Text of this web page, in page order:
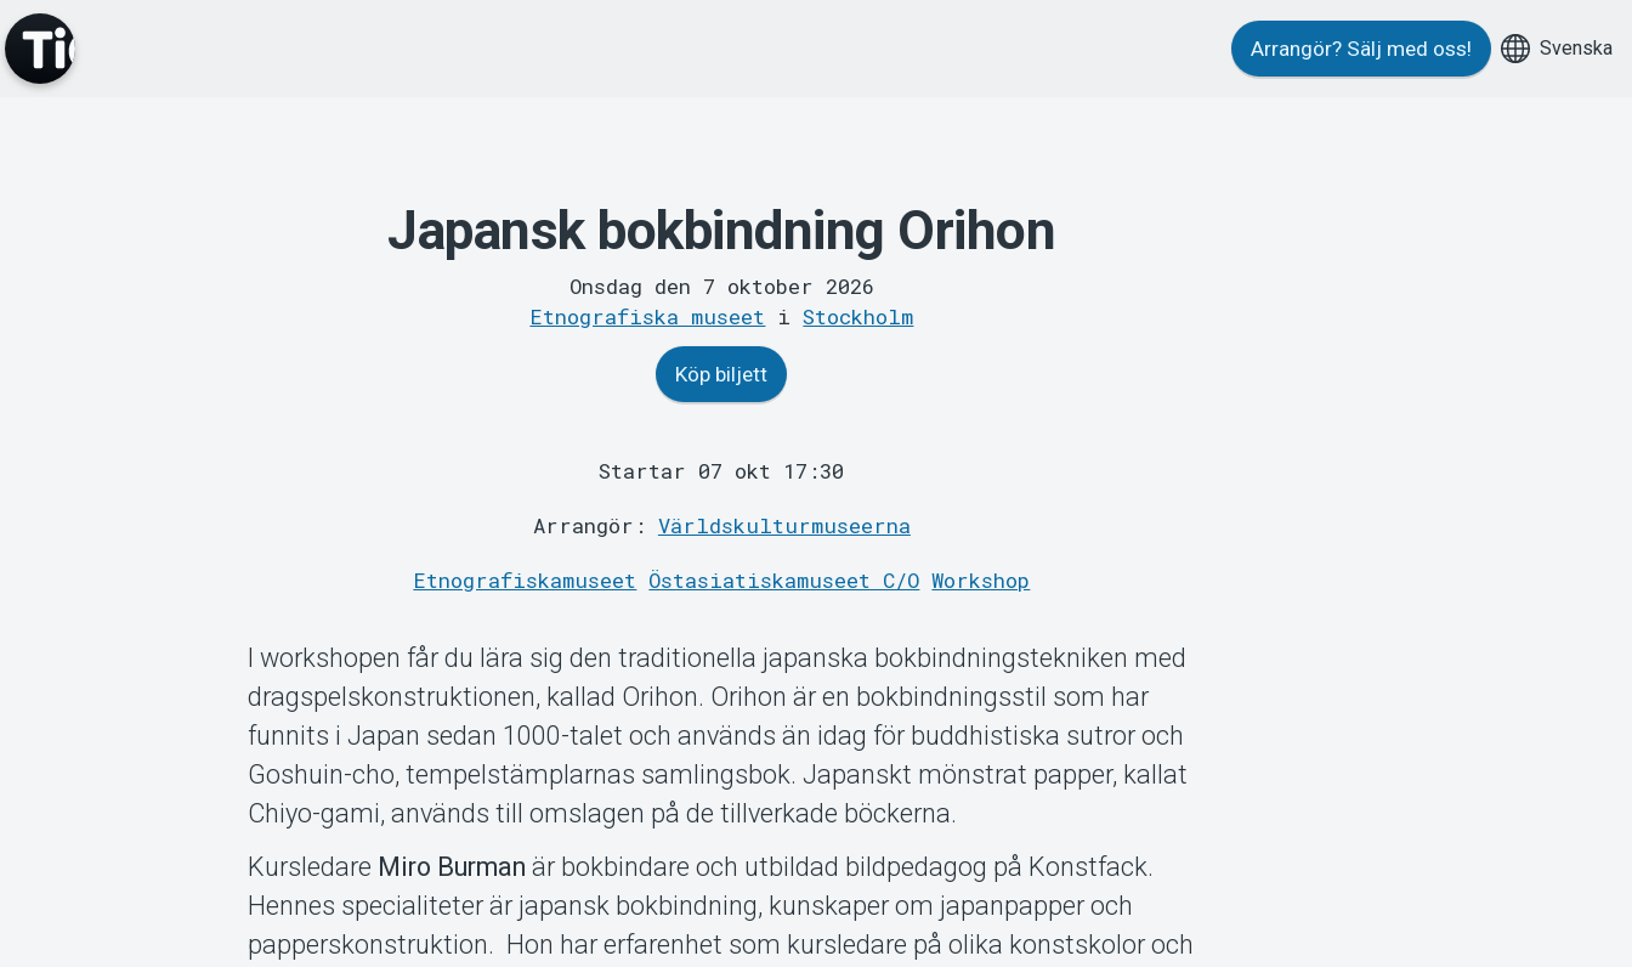
Arrangör? Sälj med oss! Svenska
Japansk bokbindning Orihon
Onsdag den 7 oktober 2026
Etnografiska museet iStockholm
Köp biljett
Startar 07 okt 17:30
Arrangör: Världskulturmuseerna
Etnografiskamuseet Östasiatiskamuseet C/O Workshop
I workshopen får du lära sig den traditionella japanska bokbindningstekniken med
dragspelskonstruktionen, kallad Orihon. Orihon är en bokbindningsstil som har
funnits i Japan sedan 1000-talet och används än idag för buddhistiska sutror och
Goshuin-cho, tempelstämplarnas samlingsbok. Japanskt mönstrat papper, kallat
Chiyo-gami, används till omslagen på de tillverkade böckerna.
Kursledare Miro Burman är bokbindare och utbildad bildpedagog på Konstfack.
Hennes specialiteter är japansk bokbindning, kunskaper om japanpapper och
papperskonstruktion. Hon har erfarenhet som kursledare på olika konstskolor och